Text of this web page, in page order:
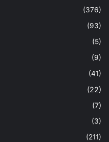
(376)
(93)
(5)
(9)
(41)
(22)
(7)
(3)
(211)